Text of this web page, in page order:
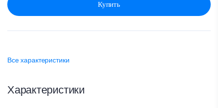
Купить
Все характеристики
Характеристики